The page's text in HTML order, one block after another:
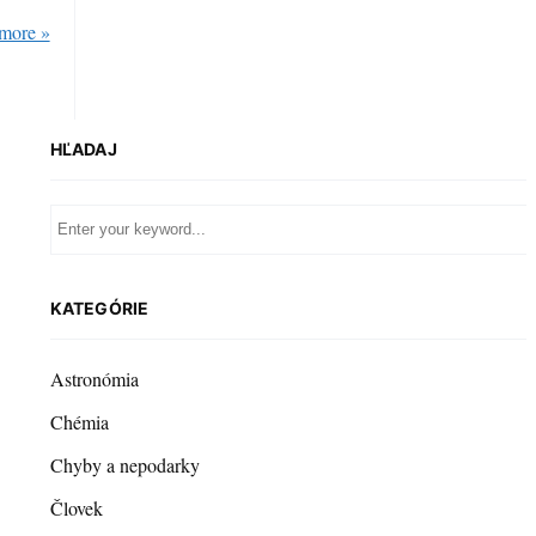
»
HĽADAJ
KATEGÓRIE
Astronómia
Chémia
Chyby a nepodarky
Človek